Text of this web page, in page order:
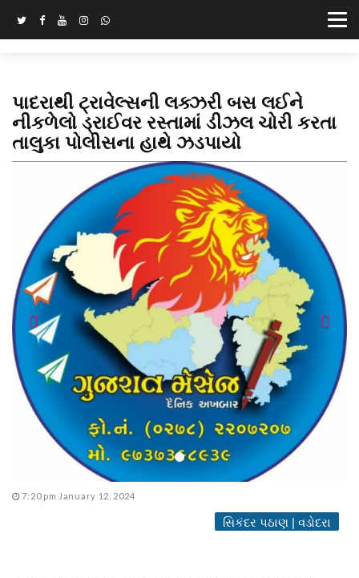
પાદરાથી ટ્રાવેલ્સની લક્ઝરી બસ લઈને
નીકળેલો ડ્રાઈવર રસ્તામાં ડીઝલ ચોરી કરતા
તાલુકા પોલીસના હાથે ઝડપાયો
7:20 pm January 12, 2024
સિકંદર પઠાણ | વડોદરા